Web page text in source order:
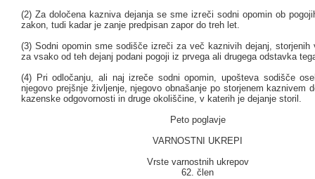
(2) Za določena kazniva dejanja se sme izreči sodni opomin ob
zakon, tudi kadar je zanje predpisan zapor do treh let.
(3) Sodni opomin sme sodišče izreči za več kaznivih dejanj,
za vsako od teh dejanj podani pogoji iz prvega ali drugega odstavka
(4) Pri odločanju, ali naj izreče sodni opomin, upošteva sodišče
njegovo prejšnje življenje, njegovo obnašanje po storjenem kaznivem
kazenske odgovornosti in druge okoliščine, v katerih je dejanje storil.
Peto poglavje
VARNOSTNI UKREPI
Vrste varnostnih ukrepov
62. člen